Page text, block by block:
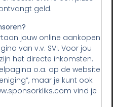
geld.
jouw online aankopen
van v.v. SVI. Voor jou
het directe inkomsten.
o.a. op de website
maar je kunt ook
vind je